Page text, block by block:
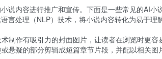
说内容进行推广和宣传。下面是一些常见的AI小
言处理（NLP）技术，将小说内容转化为易于理
制作有吸引力的封面图片，让读者在浏览时更容
悬疑的部分剪辑成短篇章节片段，并配以相关图